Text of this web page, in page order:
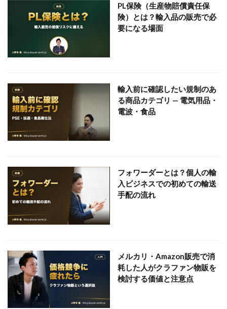
PL保険（生産物賠償責任保
険）とは？輸入品の販売で必
要になる場面
輸入前に確認したい規制のあ
る商品カテゴリ — 電気用品・
電波・食品
フォワーダーとは？個人の輸
入ビジネスでの初めての輸送
手配の流れ
メルカリ・Amazon販売で消
耗した人がクラファン物販を
検討する価値と注意点